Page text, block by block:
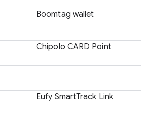
Boomtag wallet
Chipolo CARD Point
Eufy SmartTrack Link